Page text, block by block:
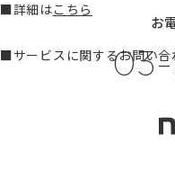
プライバシ
情報セキュ
お
03-
■詳細はこちら
■サービスに関するお問い合